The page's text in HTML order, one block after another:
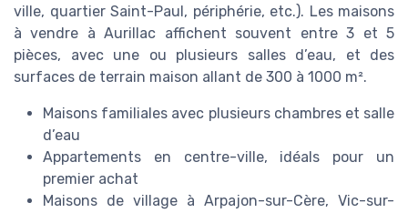
ville, quartier Saint-Paul, périphérie, etc.). Les maisons
à vendre à Aurillac affichent souvent entre 3 et 5
pièces, avec une ou plusieurs salles d’eau, et des
surfaces de terrain maison allant de 300 à 1000 m².
Maisons familiales avec plusieurs chambres et salle
d’eau
Appartements en centre-ville, idéals pour un
premier achat
Maisons de village à Arpajon-sur-Cère, Vic-sur-